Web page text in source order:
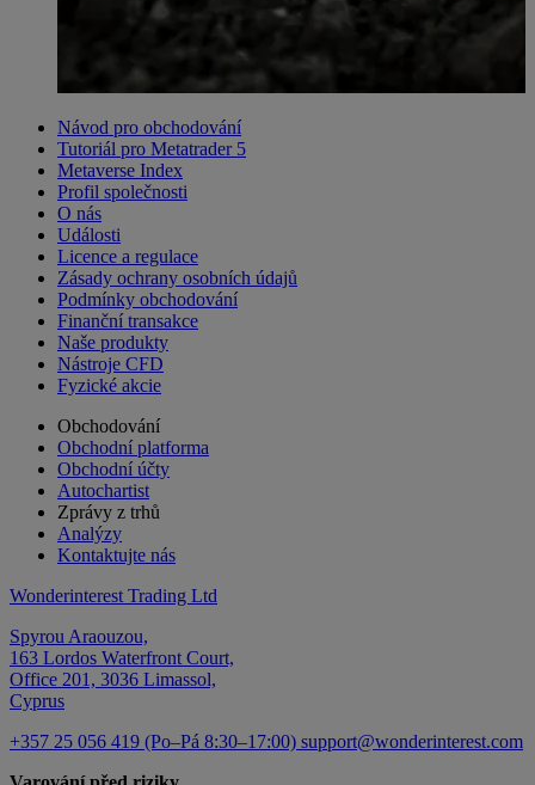
Návod pro obchodování
Tutoriál pro Metatrader 5
Metaverse Index
Profil společnosti
O nás
Události
Licence a regulace
Zásady ochrany osobních údajů
Podmínky obchodování
Finanční transakce
Naše produkty
Nástroje CFD
Fyzické akcie
Obchodování
Obchodní platforma
Obchodní účty
Autochartist
Zprávy z trhů
Analýzy
Kontaktujte nás
Wonderinterest Trading Ltd
Spyrou Araouzou,
163 Lordos Waterfront Court,
Office 201, 3036 Limassol,
Cyprus
+357 25 056 419 (Po–Pá 8:30–17:00) support@wonderinterest.com